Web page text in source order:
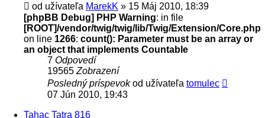
od užívateľa MarekK » 15 Máj 2010, 18:39
[phpBB Debug] PHP Warning: in file
[ROOT]/vendor/twig/twig/lib/Twig/Extension/Core.php
on line 1266: count(): Parameter must be an array or
an object that implements Countable
7 Odpovedí
19565 Zobrazení
Posledný príspevokod užívateľa tomulec
07 Jún 2010, 19:43
Tahac Tatra 816